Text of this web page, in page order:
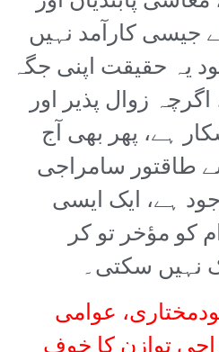
جیسی کارآمد نہیں
یہ حقیقت اپنی جگہ
زوال پذیر اور
ہے، پھر بھی آج
طاقتور سامراجی
ہے، ایک ایسی
کو مؤخر تو کر
نہیں سکتی۔
عوامی